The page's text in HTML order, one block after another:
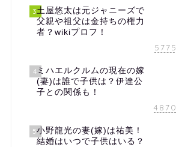
3土屋悠太は元ジャニーズで
父親や祖父は金持ちの権力
者？wikiプロフ！
5775
4ミハエルクルムの現在の嫁
(妻)は誰で子供は？伊達公
子との関係も！
4870
5小野龍光の妻(嫁)は祐美！
結婚はいつで子供はいる？